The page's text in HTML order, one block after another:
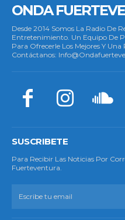
ONDA
Desde 2014 Somos La Radio De
Entretenimiento. Un Equipo De
Para Ofrecerle Los Mejores Y
Contáctanos:
SUSCRIBETE
Para Recibir Las Noticias Por
Fuerteventura.